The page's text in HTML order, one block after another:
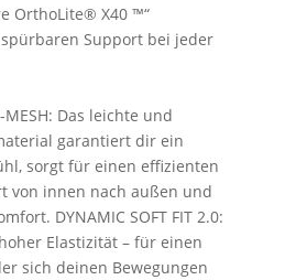
OrthoLite® X40 ™“
Support bei jeder
MESH: Das leichte und
garantiert dir ein
sorgt für einen effizienten
von innen nach außen und
DYNAMIC SOFT FIT 2.0:
Elastizität – für einen
sich deinen Bewegungen